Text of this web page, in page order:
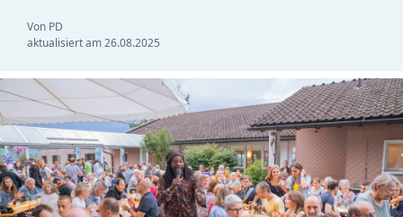
Von PD
aktualisiert am26.08.2025